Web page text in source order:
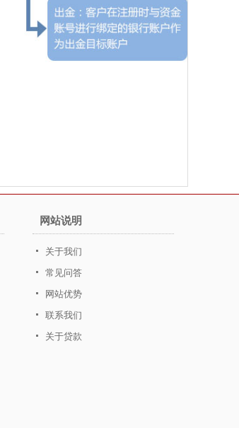
网站说明
关于我们
常见问答
网站优势
联系我们
关于贷款